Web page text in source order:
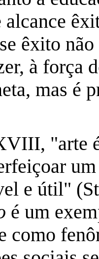
êxito
à força
mas é
"arte
e útil"
é um
como